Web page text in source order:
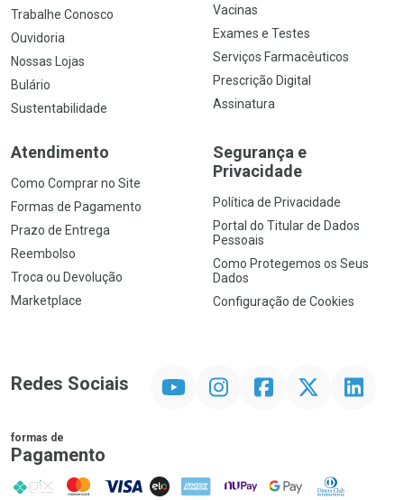
Trabalhe Conosco
Ouvidoria
Nossas Lojas
Bulário
Sustentabilidade
Vacinas
Exames e Testes
Serviços Farmacêuticos
Prescrição Digital
Assinatura
Atendimento
Como Comprar no Site
Formas de Pagamento
Prazo de Entrega
Reembolso
Troca ou Devolução
Marketplace
Segurança e
Privacidade
Política de Privacidade
Portal do Titular de Dados
Pessoais
Como Protegemos os Seus
Dados
Configuração de Cookies
Redes Sociais InstagramFacebookTwitter Linkedin
formas de
Pagamento
PIX MasterCard
VISA ELO AMEX NuPay Google PayDiners Club